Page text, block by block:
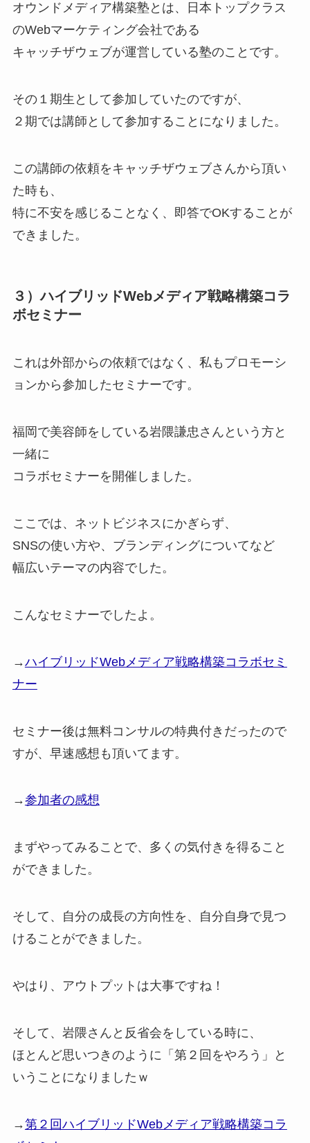
オウンドメディア構築塾とは、日本トップクラス
のWebマーケティング会社である
キャッチザウェブが運営している塾のことです。
その１期生として参加していたのですが、
２期では講師として参加することになりました。
この講師の依頼をキャッチザウェブさんから頂い
た時も、
特に不安を感じることなく、即答でOKすることが
できました。
３）ハイブリッドWebメディア戦略構築コラ
ボセミナー
これは外部からの依頼ではなく、私もプロモーシ
ョンから参加したセミナーです。
福岡で美容師をしている岩隈謙忠さんという方と
一緒に
コラボセミナーを開催しました。
ここでは、ネットビジネスにかぎらず、
SNSの使い方や、ブランディングについてなど
幅広いテーマの内容でした。
こんなセミナーでしたよ。
→ハイブリッドWebメディア戦略構築コラボセミ
ナー
セミナー後は無料コンサルの特典付きだったので
すが、早速感想も頂いてます。
→参加者の感想
まずやってみることで、多くの気付きを得ること
ができました。
そして、自分の成長の方向性を、自分自身で見つ
けることができました。
やはり、アウトプットは大事ですね！
そして、岩隈さんと反省会をしている時に、
ほとんど思いつきのように「第２回をやろう」と
いうことになりましたｗ
→第２回ハイブリッドWebメディア戦略構築コラ